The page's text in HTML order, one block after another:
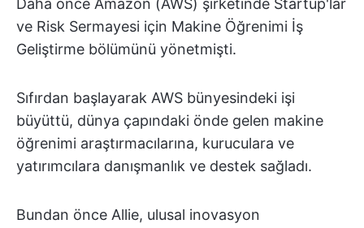
Daha önce Amazon (AWS) şirketinde Startup'lar
ve Risk Sermayesi için Makine Öğrenimi İş
Geliştirme bölümünü yönetmişti.
Sıfırdan başlayarak AWS bünyesindeki işi
büyüttü, dünya çapındaki önde gelen makine
öğrenimi araştırmacılarına, kuruculara ve
yatırımcılara danışmanlık ve destek sağladı.
Bundan önce Allie, ulusal inovasyon